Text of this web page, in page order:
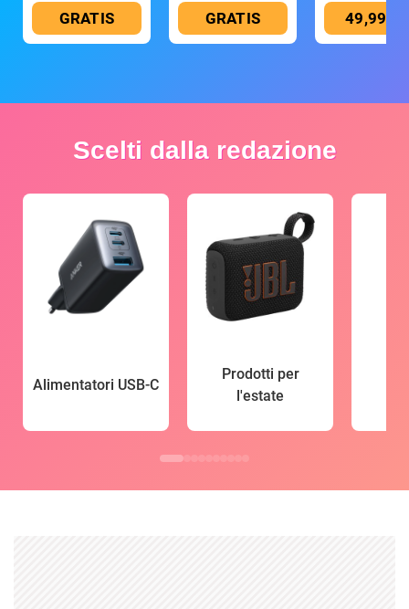
GRATIS GRATIS 49,99 €
Scelti dalla redazione
Alimentatori USB-C
Prodotti per
l'estate